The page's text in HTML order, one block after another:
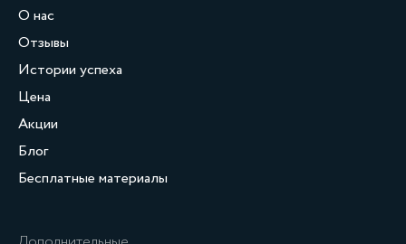
О нас
Отзывы
Истории успеха
Цена
Акции
Блог
Бесплатные материалы